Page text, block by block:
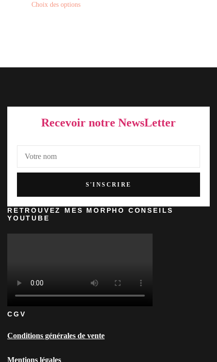
Choix des options
Recevoir notre NewsLetter
RETROUVEZ MES MORPHO CONSEILS
YOUTUBE
CGV
Conditions générales de vente
Mentions légales